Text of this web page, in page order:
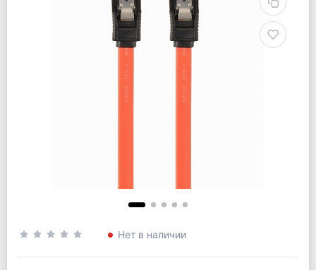
Нет в наличии